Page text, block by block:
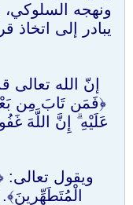
ونهجه السلوكي،
يبادر إلى اتخاذ
إنّ الله تعالى
﴿فَمَن تَابَ مِن
عَلَيْهِ ۗ إِنَّ اللَّهَ
ويقول تعالى:
الْمُتَطَهِّرِينَ﴾.